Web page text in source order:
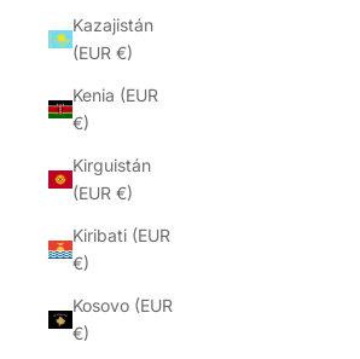
Kazajistán
(EUR €)
Kenia (EUR
€)
Kirguistán
(EUR €)
Kiribati (EUR
€)
Kosovo (EUR
€)